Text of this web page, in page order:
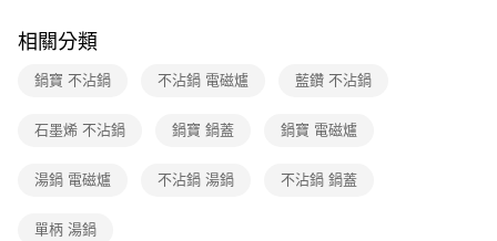
相關分類
鍋寶 不沾鍋 不沾鍋 電磁爐 藍鑽 不沾鍋
石墨烯 不沾鍋 鍋寶 鍋蓋 鍋寶 電磁爐
湯鍋 電磁爐 不沾鍋 湯鍋 不沾鍋 鍋蓋
單柄 湯鍋